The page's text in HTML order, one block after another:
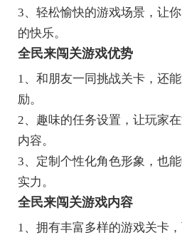
3、轻松愉快的游戏场景，让
的快乐。
全民来闯关游戏优势
1、和朋友一同挑战关卡，还
励。
2、趣味的任务设置，让玩家
内容。
3、定制个性化角色形象，也
实力。
全民来闯关游戏内容
1、拥有丰富多样的游戏关卡